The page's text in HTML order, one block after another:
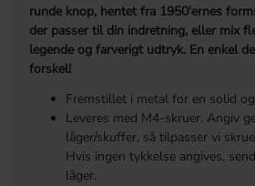
runde knop, hentet fra 1950'ernes
der passer til din indretning, eller mix
legende og farverigt udtryk. En enkel
forskel!
Fremstillet i metal for en solid
Leveres med M4-skruer. Angiv
låger/skuffer, så tilpasser vi
Hvis ingen tykkelse angives,
låger.